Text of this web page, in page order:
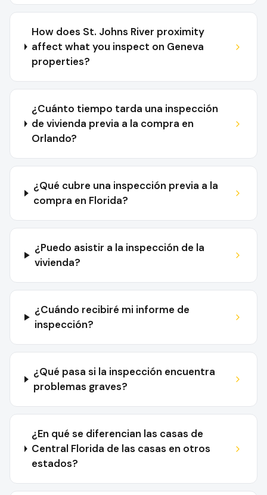
How does St. Johns River proximity
affect what you inspect on Geneva
properties?
¿Cuánto tiempo tarda una inspección
de vivienda previa a la compra en
Orlando?
¿Qué cubre una inspección previa a la
compra en Florida?
¿Puedo asistir a la inspección de la
vivienda?
¿Cuándo recibiré mi informe de
inspección?
¿Qué pasa si la inspección encuentra
problemas graves?
¿En qué se diferencian las casas de
Central Florida de las casas en otros
estados?